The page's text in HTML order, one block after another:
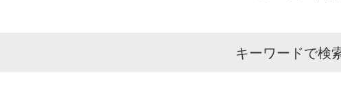
キーワードで検